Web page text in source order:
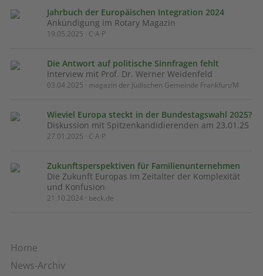
Home
News-Archiv
Jahrbuch der Europäischen Integration 2024
Ankündigung im Rotary Magazin
19.05.2025 · C·A·P
Die Antwort auf politische Sinnfragen fehlt
Interview mit Prof. Dr. Werner Weidenfeld
03.04.2025 · magazin der Jüdischen Gemeinde Frankfurt/M
Wieviel Europa steckt in der Bundestagswahl 2025?
Diskussion mit Spitzenkandidierenden am 23.01.25
27.01.2025 · C·A·P
Zukunftsperspektiven für Familienunternehmen
Die Zukunft Europas im Zeitalter der Komplexität
und Konfusion
21.10.2024 · beck.de